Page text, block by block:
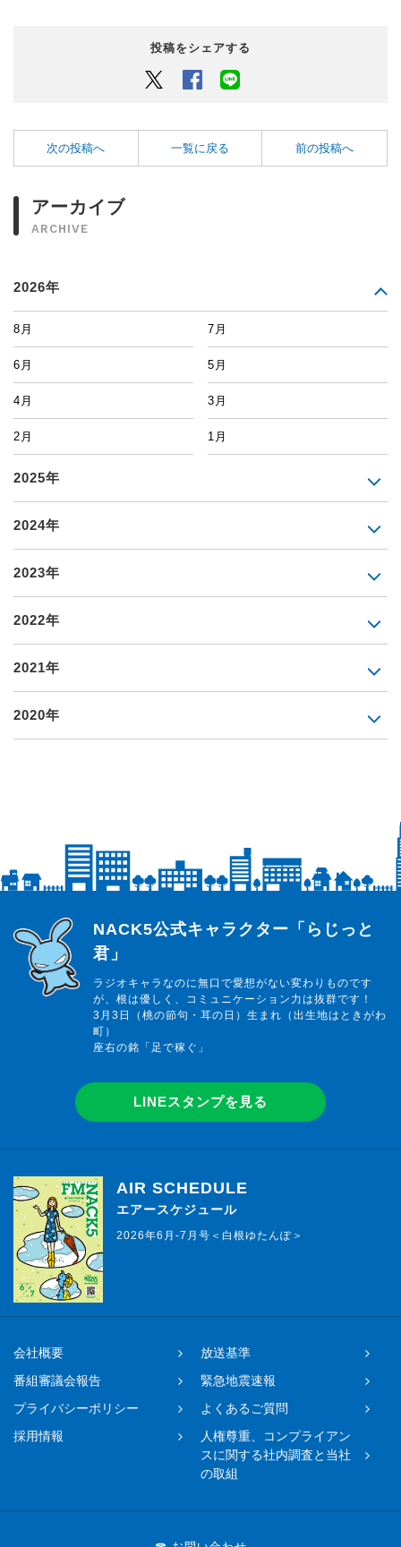
投稿をシェアする
Twitter Facebook
次の投稿へ 一覧に戻る 前の投稿へ
アーカイブ
ARCHIVE
2026年
8月 7月
6月 5月
4月 3月
2月 1月
2025年
2024年
2023年
2022年
2021年
2020年
らじっと君
NACK5公式キャラクター「らじっと
君」
ラジオキャラなのに無口で愛想がない変わりものです
が、根は優しく、コミュニケーション力は抜群です！
3月3日（桃の節句・耳の日）生まれ（出生地はときがわ
町）
座右の銘「足で稼ぐ」
LINEスタンプを見る
AIR SCHEDULE
エアースケジュール
2026年6月-7月号＜白根ゆたんぽ＞
会社概要
放送基準
番組審議会報告
緊急地震速報
プライバシーポリシー
よくあるご質問
採用情報
人権尊重、コンプライアン
スに関する社内調査と当社
の取組